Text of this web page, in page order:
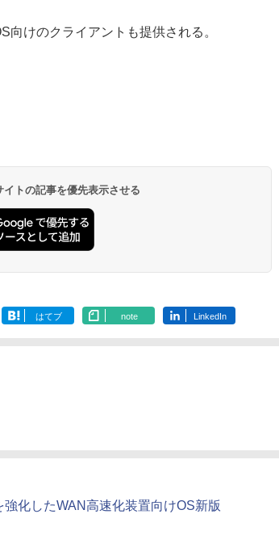
けのクライアントも提供される。
トの記事を優先表示させる
はてブ note LinkedIn
化したWAN高速化装置向けOS新版